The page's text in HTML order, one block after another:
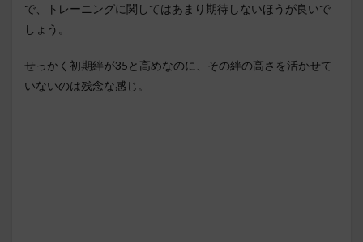
で、トレーニングに関してはあまり期待しないほうが良いで
しょう。
せっかく初期絆が35と高めなのに、その絆の高さを活かせて
いないのは残念な感じ。